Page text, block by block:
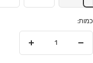
כמות:
הוסף